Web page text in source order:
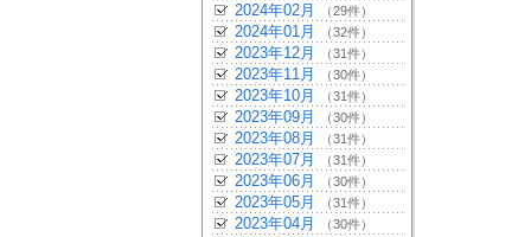
2024年02月 （29件）
2024年01月 （32件）
2023年12月 （31件）
2023年11月 （30件）
2023年10月 （31件）
2023年09月 （30件）
2023年08月 （31件）
2023年07月 （31件）
2023年06月 （30件）
2023年05月 （31件）
2023年04月 （30件）